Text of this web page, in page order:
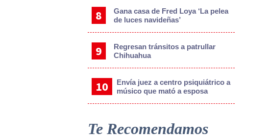
Gana casa de Fred Loya ‘La pelea
de luces navideñas’
Regresan tránsitos a patrullar
Chihuahua
Envía juez a centro psiquiátrico a
músico que mató a esposa
Te Recomendamos